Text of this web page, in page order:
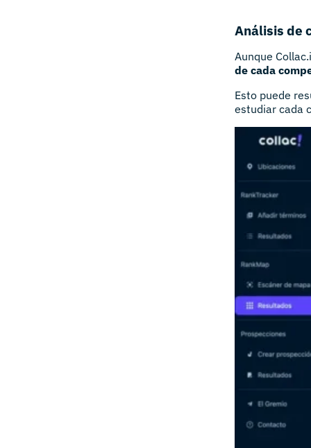
Análisis de
Aunque
de cada
Esto puede
estudiar cada